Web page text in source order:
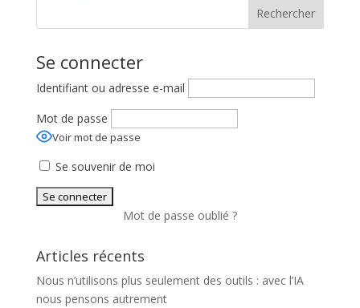
Rechercher
Se connecter
Identifiant ou adresse e-mail
Mot de passe
Voir mot de passe
Se souvenir de moi
Mot de passe oublié ?
Articles récents
Nous n’utilisons plus seulement des outils : avec l’IA
nous pensons autrement